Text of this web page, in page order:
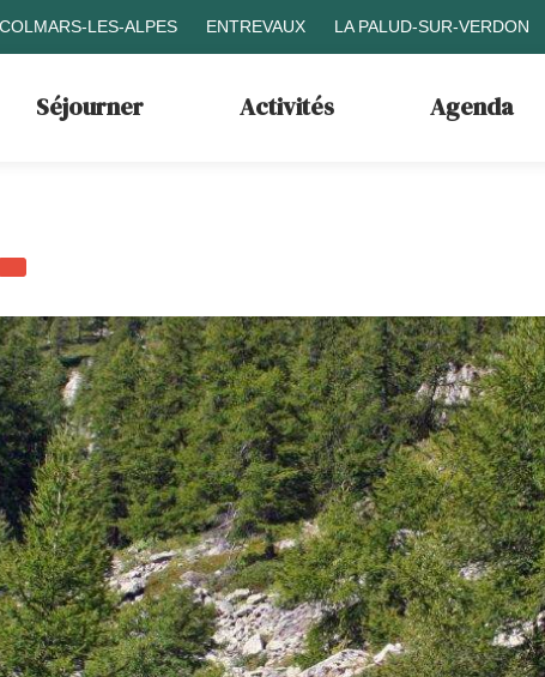
COLMARS-LES-ALPES ENTREVAUX LA PALUD-SUR-VERDON
Séjourner Activités Agenda